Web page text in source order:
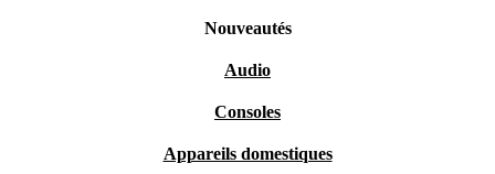
Nouveautés
Audio
Consoles
Appareils domestiques